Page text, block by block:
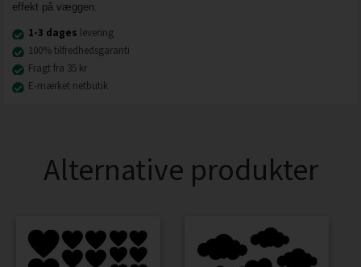
effekt på væggen.
1-3 dages levering
100% tilfredhedsgaranti
Fragt fra 35 kr
E-mærket netbutik
Alternative produkter